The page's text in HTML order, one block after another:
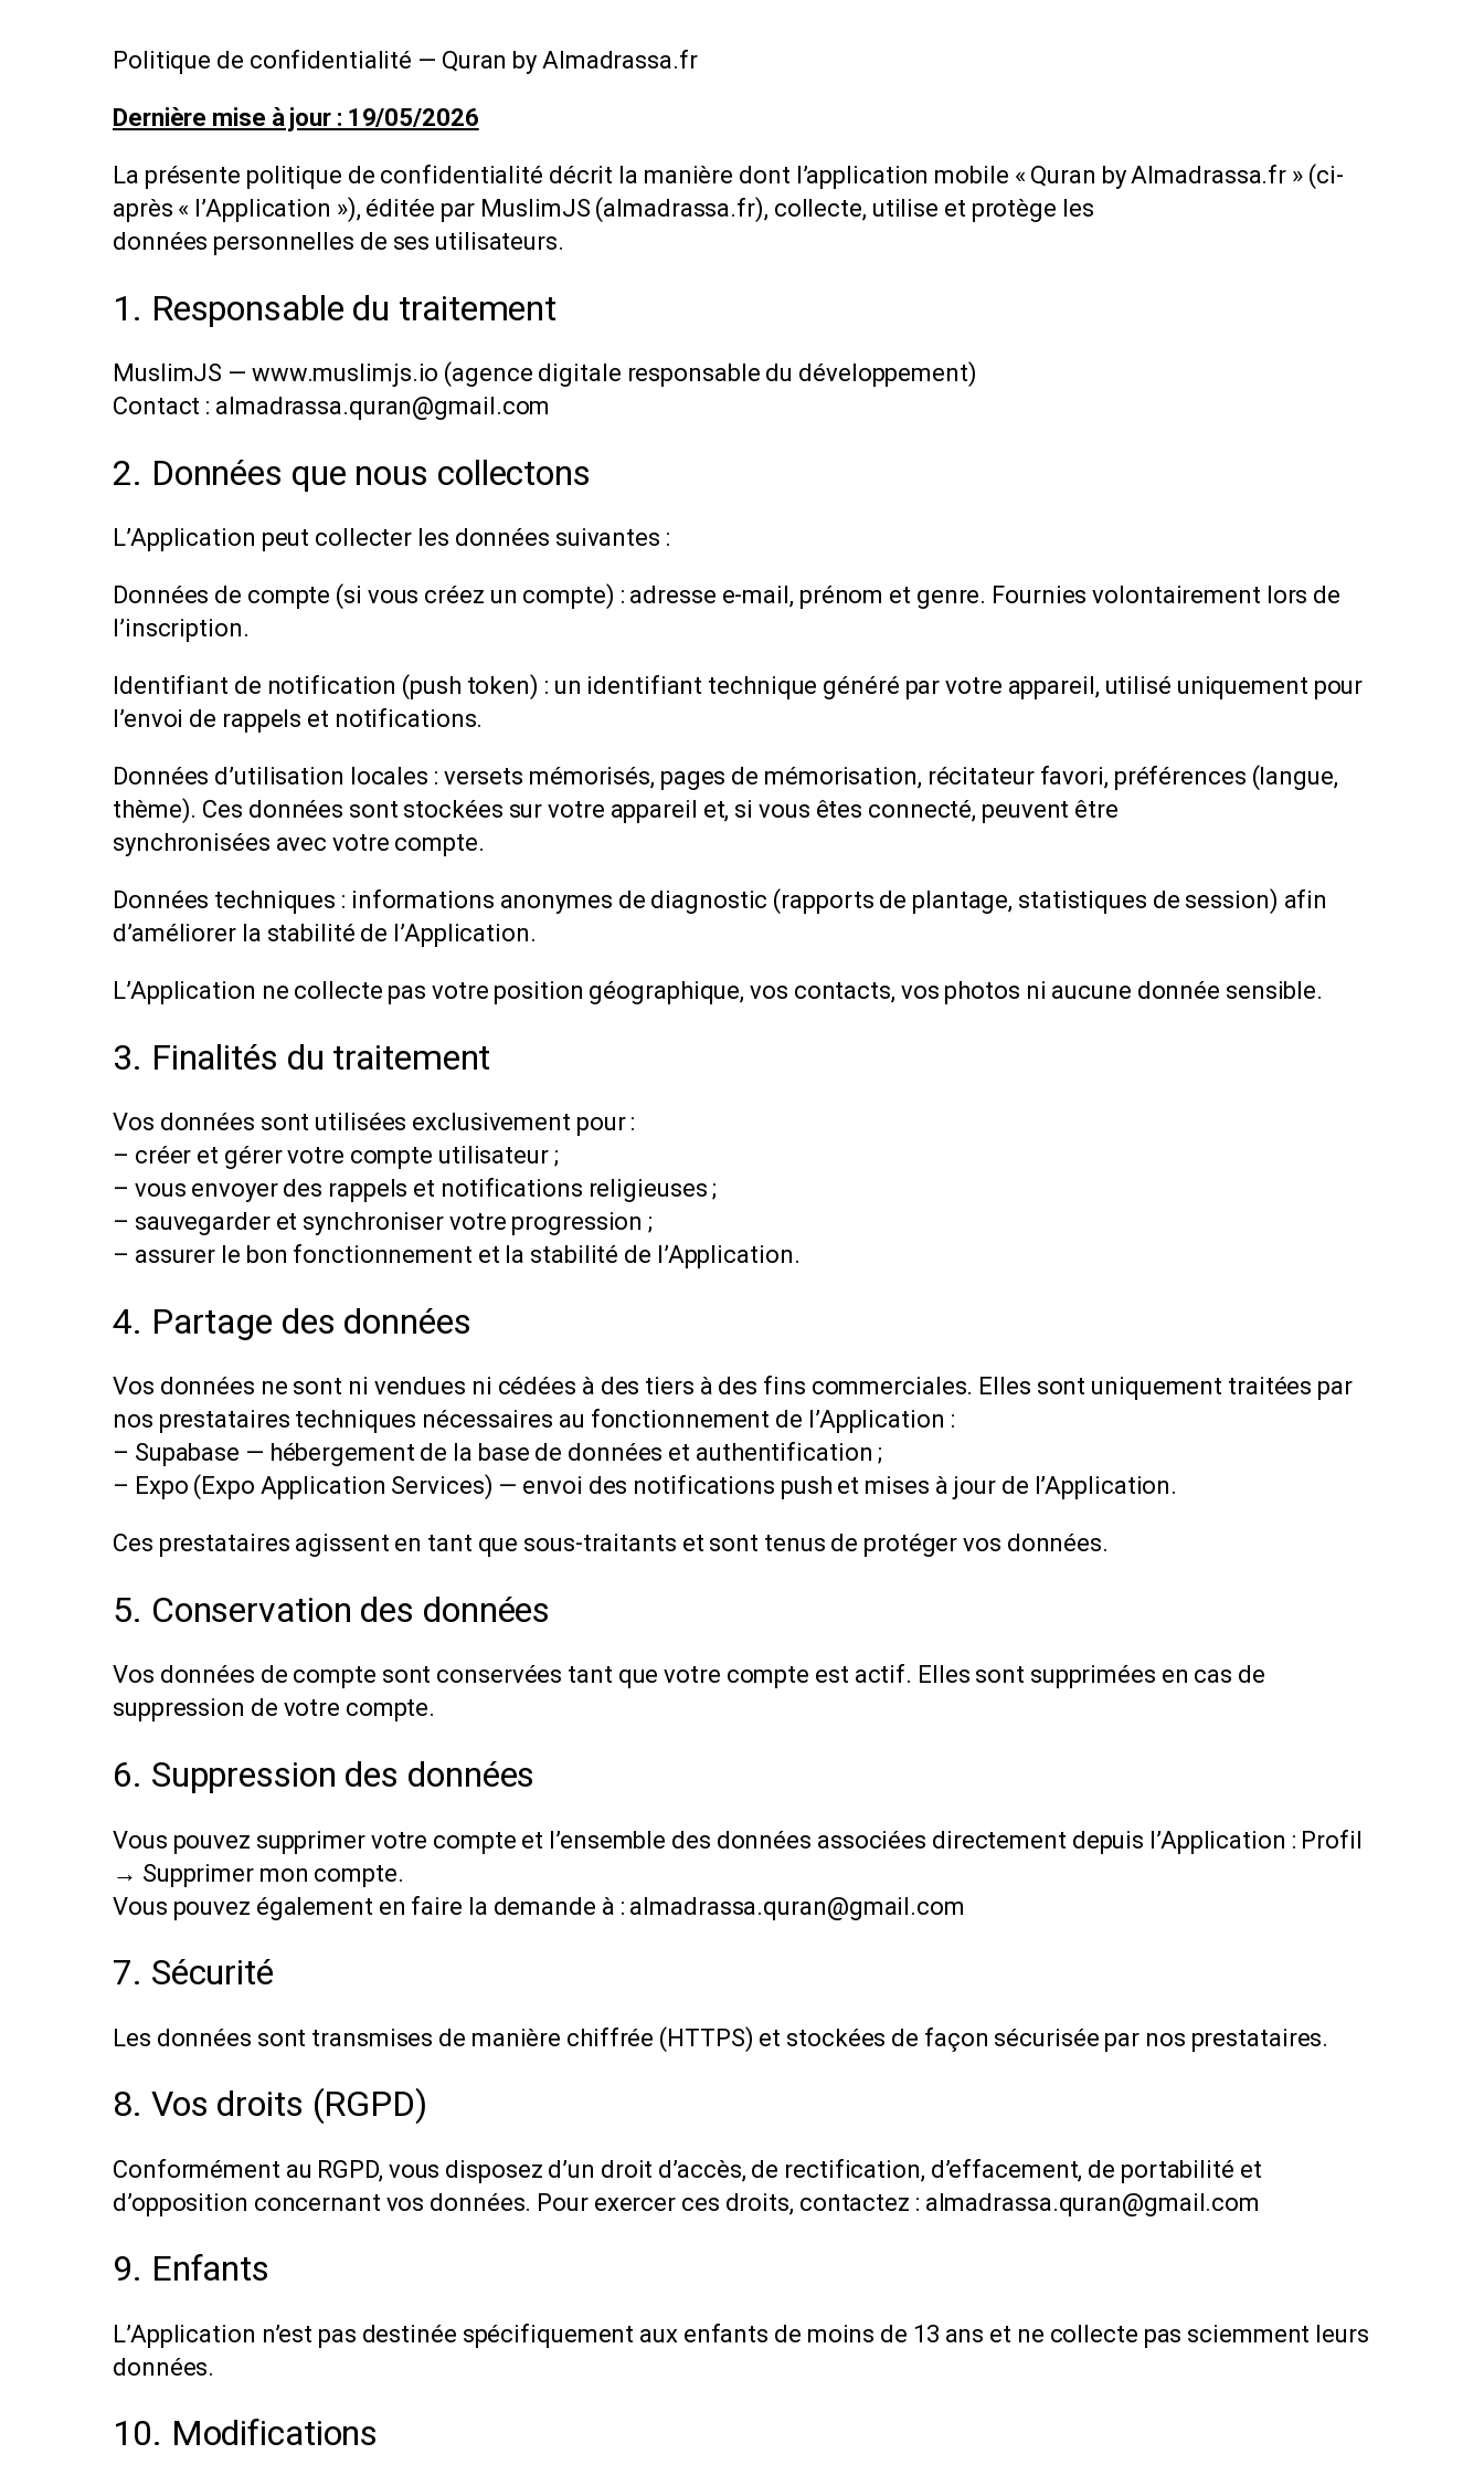
Politique de confidentialité — Quran by Almadrassa.fr
Dernière mise à jour : 19/05/2026
La présente politique de confidentialité décrit la manière dont l’application mobile « Quran by Almadrassa.fr » (ci-
après « l’Application »), éditée par MuslimJS (almadrassa.fr), collecte, utilise et protège les
données personnelles de ses utilisateurs.
1. Responsable du traitement
MuslimJS — www.muslimjs.io (agence digitale responsable du développement)
Contact : almadrassa.quran@gmail.com
2. Données que nous collectons
L’Application peut collecter les données suivantes :
Données de compte (si vous créez un compte) : adresse e-mail, prénom et genre. Fournies volontairement lors de
l’inscription.
Identifiant de notification (push token) : un identifiant technique généré par votre appareil, utilisé uniquement pour
l’envoi de rappels et notifications.
Données d’utilisation locales : versets mémorisés, pages de mémorisation, récitateur favori, préférences (langue,
thème). Ces données sont stockées sur votre appareil et, si vous êtes connecté, peuvent être
synchronisées avec votre compte.
Données techniques : informations anonymes de diagnostic (rapports de plantage, statistiques de session) afin
d’améliorer la stabilité de l’Application.
L’Application ne collecte pas votre position géographique, vos contacts, vos photos ni aucune donnée sensible.
3. Finalités du traitement
Vos données sont utilisées exclusivement pour :
– créer et gérer votre compte utilisateur ;
– vous envoyer des rappels et notifications religieuses ;
– sauvegarder et synchroniser votre progression ;
– assurer le bon fonctionnement et la stabilité de l’Application.
4. Partage des données
Vos données ne sont ni vendues ni cédées à des tiers à des fins commerciales. Elles sont uniquement traitées par
nos prestataires techniques nécessaires au fonctionnement de l’Application :
– Supabase — hébergement de la base de données et authentification ;
– Expo (Expo Application Services) — envoi des notifications push et mises à jour de l’Application.
Ces prestataires agissent en tant que sous-traitants et sont tenus de protéger vos données.
5. Conservation des données
Vos données de compte sont conservées tant que votre compte est actif. Elles sont supprimées en cas de
suppression de votre compte.
6. Suppression des données
Vous pouvez supprimer votre compte et l’ensemble des données associées directement depuis l’Application : Profil
→ Supprimer mon compte.
Vous pouvez également en faire la demande à : almadrassa.quran@gmail.com
7. Sécurité
Les données sont transmises de manière chiffrée (HTTPS) et stockées de façon sécurisée par nos prestataires.
8. Vos droits (RGPD)
Conformément au RGPD, vous disposez d’un droit d’accès, de rectification, d’effacement, de portabilité et
d’opposition concernant vos données. Pour exercer ces droits, contactez : almadrassa.quran@gmail.com
9. Enfants
L’Application n’est pas destinée spécifiquement aux enfants de moins de 13 ans et ne collecte pas sciemment leurs
données.
10. Modifications